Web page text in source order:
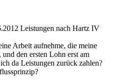
Leistungen nach Hartz IV
Arbeit aufnehme, die meine
den ersten Lohn erst am
da Leistungen zurück zahlen?